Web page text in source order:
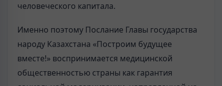
человеческого капитала.
Именно поэтому Послание Главы государства
народу Казахстана «Построим будущее
вместе!» воспринимается медицинской
общественностью страны как гарантия